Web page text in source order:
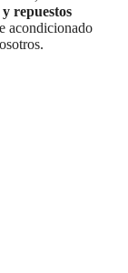
repuestos
acondicionado